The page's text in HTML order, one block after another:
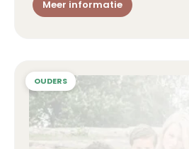
Meer informatie